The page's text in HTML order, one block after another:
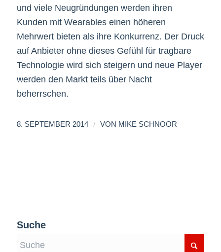
und viele Neugründungen werden ihren
Kunden mit Wearables einen höheren
Mehrwert bieten als ihre Konkurrenz. Der Druck
auf Anbieter ohne dieses Gefühl für tragbare
Technologie wird sich steigern und neue Player
werden den Markt teils über Nacht
beherrschen.
8. SEPTEMBER 2014 / VON MIKE SCHNOOR
Suche